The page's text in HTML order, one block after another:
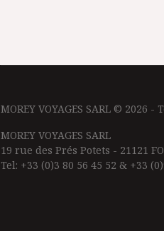
MOREY VOYAGES SARL © 2026
MOREY VOYAGES SARL
19 rue des Prés Potets - 21121
Tel: +33 (0)3 80 56 45 52 & +33